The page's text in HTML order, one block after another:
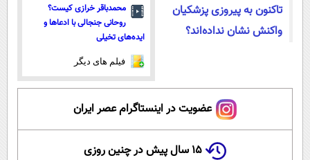
تاکنون به پیروزی پزشکیان
واکنش نشان نداده‌اند؟
محمدباقر خرازی کیست؟
روحانی جنجالی با ادعاها و
ایده‌های تخیلی
فیلم های دیگر
عضویت در اینستاگرام عصر ایران
۱۵ سال پیش در چنین روزی